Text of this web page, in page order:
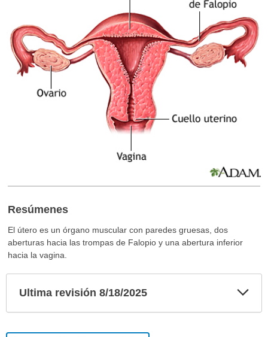
Resúmenes
El útero es un órgano muscular con paredes gruesas, dos
aberturas hacia las trompas de Falopio y una abertura inferior
hacia la vagina.
Ultima revisión 8/18/2025